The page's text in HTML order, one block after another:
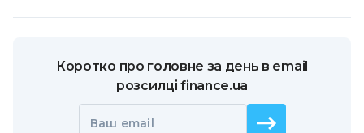
Коротко про головне за день в email
розсилці finance.ua
Ваш email